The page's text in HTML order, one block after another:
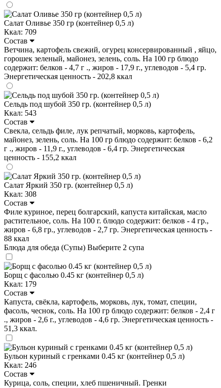
Салат Оливье 350 гр (контейнер 0,5 л)
Ккал: 709
Состав
Ветчина, картофель свежий, огурец консервированный , яйцо,
горошек зеленый, майонез, зелень, соль. На 100 гр блюдо
содержит: белков - 4,7 г ., жиров - 17,9 г., углеводов - 5,4 гр.
Энергетическая ценность - 202,8 ккал
Сельдь под шубой 350 гр. (контейнер 0,5 л)
Ккал: 543
Состав
Свекла, сельдь филе, лук репчатый, морковь, картофель,
майонез, зелень, соль. На 100 гр блюдо содержит: белков - 6,2
г ., жиров - 11,9 г., углеводов - 6,4 гр. Энергетическая
ценность - 155,2 ккал
Салат Яркий 350 гр. (контейнер 0,5 л)
Ккал: 308
Состав
Филе куриное, перец болгарский, капуста китайская, масло
растительное, соль. На 100 г. блюдо содержит: белков - 4 гр.,
жиров - 6,8 гр., углеводов - 2,7 гр. Энергетическая ценность -
88 ккал
Блюда для обеда (Супы) Выберите 2 супа
Борщ с фасолью 0.45 кг (контейнер 0,5 л)
Ккал: 179
Состав
Капуста, свёкла, картофель, морковь, лук, томат, специи,
фасоль, чеснок, соль. На 100 гр блюдо содержит: белков - 2,4 г
., жиров - 2,6 г., углеводов - 4,6 гр. Энергетическая ценность -
51,3 ккал.
Бульон куриный с гренками 0.45 кг (контейнер 0,5 л)
Ккал: 246
Состав
Курица, соль, специи, хлеб пшеничный. Гренки